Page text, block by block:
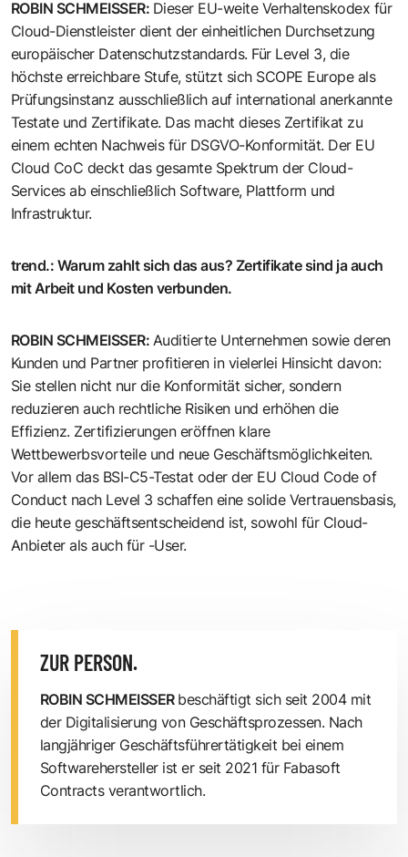
ROBIN SCHMEISSER: Dieser EU-weite Verhaltenskodex für
Cloud-Dienstleister dient der einheitlichen Durchsetzung
europäischer Datenschutzstandards. Für Level 3, die
höchste erreichbare Stufe, stützt sich SCOPE Europe als
Prüfungsinstanz ausschließlich auf international anerkannte
Testate und Zertifikate. Das macht dieses Zertifikat zu
einem echten Nachweis für DSGVO-Konformität. Der EU
Cloud CoC deckt das gesamte Spektrum der Cloud-
Services ab einschließlich Software, Plattform und
Infrastruktur.
trend.: Warum zahlt sich das aus? Zertifikate sind ja auch
mit Arbeit und Kosten verbunden.
ROBIN SCHMEISSER: Auditierte Unternehmen sowie deren
Kunden und Partner profitieren in vielerlei Hinsicht davon:
Sie stellen nicht nur die Konformität sicher, sondern
reduzieren auch rechtliche Risiken und erhöhen die
Effizienz. Zertifizierungen eröffnen klare
Wettbewerbsvorteile und neue Geschäftsmöglichkeiten.
Vor allem das BSI-C5-Testat oder der EU Cloud Code of
Conduct nach Level 3 schaffen eine solide Vertrauensbasis,
die heute geschäftsentscheidend ist, sowohl für Cloud-
Anbieter als auch für -User.
ZUR PERSON.
ROBIN SCHMEISSER beschäftigt sich seit 2004 mit
der Digitalisierung von Geschäftsprozessen. Nach
langjähriger Geschäftsführertätigkeit bei einem
Softwarehersteller ist er seit 2021 für Fabasoft
Contracts verantwortlich.